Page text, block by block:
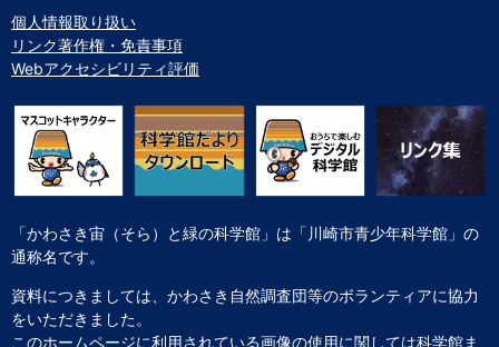
個人情報取り扱い
リンク著作権・免責事項
Webアクセシビリティ評価
「かわさき宙（そら）と緑の科学館」は「川崎市青少年科学館」の
通称名です。
資料につきましては、かわさき自然調査団等のボランティアに協力
をいただきました。
このホームページに利用されている画像の使用に関しては科学館ま